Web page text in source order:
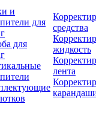
и
для
для
средства
жидкость
лента